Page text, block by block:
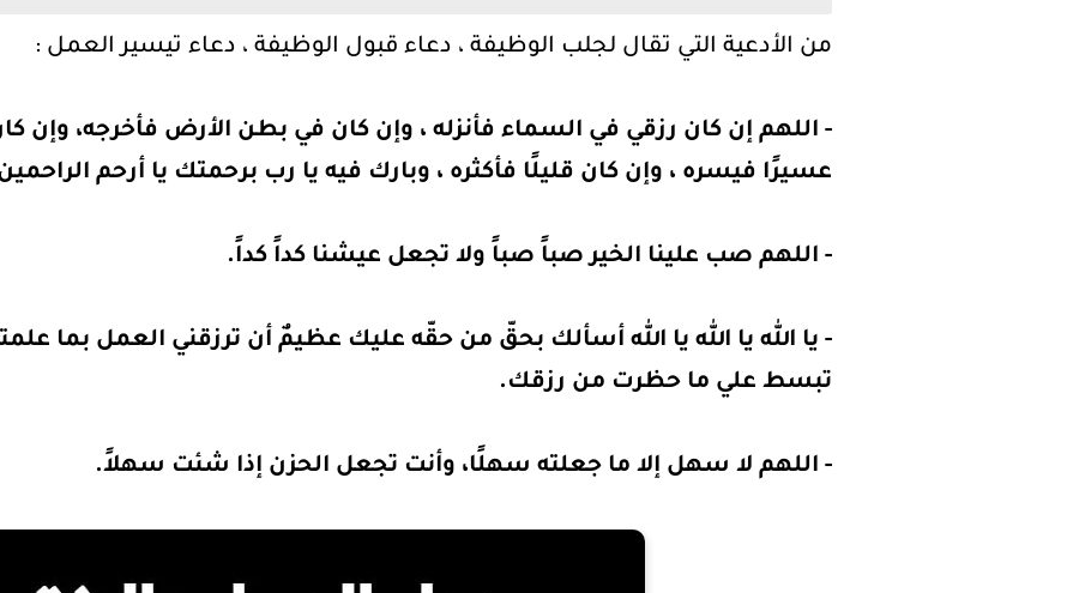
من الأدعية التي تقال لجلب الوظيفة ، دعاء قبول الوظيفة ، دعاء تيسير العمل :
- اللهم إن كان رزقي في السماء فأنزله ، وإن كان في بطن الأرض فأخرجه، وإن
عسيرًا فيسره ، وإن كان قليلًا فأكثره ، وبارك فيه يا رب برحمتك يا أرحم
- اللهم صب علينا الخير صباً صباً ولا تجعل عيشنا كداً كداً.
- يا الله يا الله يا الله أسألك بحقّ من حقّه عليك عظيمٌ أن ترزقني العمل بما
تبسط علي ما حظرت من رزقك.
- اللهم لا سهل إلا ما جعلته سهلًا، وأنت تجعل الحزن إذا شئت سهلاً.